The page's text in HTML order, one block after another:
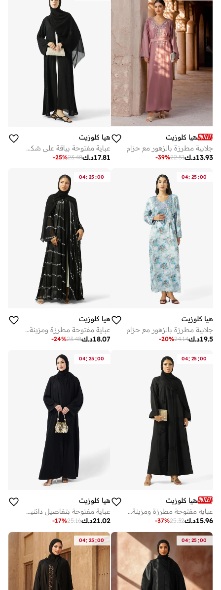
هيا كلوزيت
جلابية مطرزة بالزهور مع حزام
د.ك13.93
22.51
-39%
هيا كلوزيت
عباية مفتوحة بياقة على شكل حرف مزينة بالزهور
د.ك17.81
23.48
-25%
04: 25:00
هيا كلوزيت
جلابية مطرزة بالزهور مع حزام
د.ك19.5
24.14
-20%
04: 25:00
هيا كلوزيت
عباية مفتوحة مطرزة ومزينة بياقة عالية
د.ك18.07
23.48
-24%
04: 25:00
هيا كلوزيت
عباية مفتوحة مطرزة ومزينة بياقة واسعة
د.ك15.96
25.32
-37%
04: 25:00
هيا كلوزيت
عباية مفتوحة بتفاصيل دانتيل زهري
د.ك21.02
25.16
-17%
04: 25:00
04: 25:00